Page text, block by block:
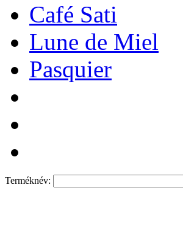
Café Sati
Lune de Miel
Pasquier
Terméknév: